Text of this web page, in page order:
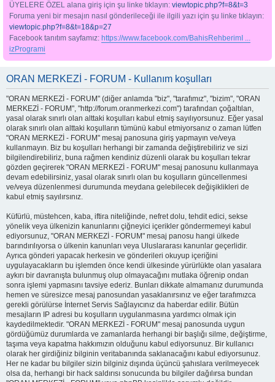
ÜYELERE ÖZEL alana giriş için şu linke tıklayın: viewtopic.php?f=8&t=3
Foruma yeni bir mesajın nasıl gönderileceği ile ilgili yazı için şu linke tıklayın:
viewtopic.php?f=8&t=18&p=27
Facebook tanıtım sayfamız: https://www.facebook.com/BahisRehberimI ...
izProgrami
ORAN MERKEZİ - FORUM - Kullanım koşulları
"ORAN MERKEZİ - FORUM" (diğer anlamda "biz", "tarafımız", "bizim", "ORAN
MERKEZİ - FORUM", "http://forum.oranmerkezi.com") tarafından çoğaltılan,
yasal olarak sınırlı olan alttaki koşulları kabul etmiş sayılıyorsunuz. Eğer yasal
olarak sınırlı olan alttaki koşulların tümünü kabul etmiyorsanız o zaman lütfen
"ORAN MERKEZİ - FORUM" mesaj panosuna giriş yapmayın ve/veya
kullanmayın. Biz bu koşulları herhangi bir zamanda değiştirebiliriz ve sizi
bilgilendirebiliriz, buna rağmen kendiniz düzenli olarak bu koşulları tekrar
gözden geçirerek "ORAN MERKEZİ - FORUM" mesaj panosunu kullanmaya
devam edebilirsiniz, yasal olarak sınırlı olan bu koşulların güncellenmesi
ve/veya düzenlenmesi durumunda meydana gelebilecek değişiklikleri de
kabul etmiş sayılırsınız.
Küfürlü, müstehcen, kaba, iftira niteliğinde, nefret dolu, tehdit edici, sekse
yönelik veya ülkenizin kanunlarını çiğneyici içerikler göndermemeyi kabul
ediyorsunuz, "ORAN MERKEZİ - FORUM" mesaj panosu hangi ülkede
barındırılıyorsa o ülkenin kanunları veya Uluslararası kanunlar geçerlidir.
Ayrıca gönderi yapacak herkesin ve gönderileri okuyup içeriğini
uygulayacakların bu işlemden önce kendi ülkesinde yürürlükte olan yasalara
aykırı bir davranışta bulunmuş olup olmayacağını mutlaka öğrenip ondan
sonra işlemi yapmasını tavsiye ederiz. Bunları dikkate almamanız durumunda
hemen ve süresizce mesaj panosundan yasaklanırsınız ve eğer tarafımızca
gerekli görülürse İnternet Servis Sağlayıcınız da haberdar edilir. Bütün
mesajların IP adresi bu koşulların uygulanmasına yardımcı olmak için
kaydedilmektedir. "ORAN MERKEZİ - FORUM" mesaj panosunda uygun
gördüğümüz durumlarda ve zamanlarda herhangi bir başlığı silme, değiştirme,
taşıma veya kapatma hakkımızın olduğunu kabul ediyorsunuz. Bir kullanıcı
olarak her girdiğiniz bilginin veritabanında saklanacağını kabul ediyorsunuz.
Her ne kadar bu bilgiler sizin bilginiz dışında üçüncü şahıslara verilmeyecek
olsa da, herhangi bir hack saldırısı sonucunda bu bilgiler dağılırsa bundan